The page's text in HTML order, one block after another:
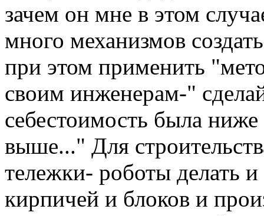
зачем он мне в этом
много механизмов
при этом применить
своим инженерам-"
себестоимость была ниже
выше..." Для
тележки- роботы делать и
кирпичей и блоков и